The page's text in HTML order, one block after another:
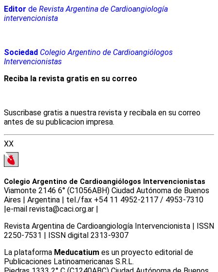
Editor de Revista Argentina de Cardioangiología
intervencionista
Sociedad Colegio Argentino de Cardioangiólogos
Intervencionistas
Reciba la revista gratis en su correo
Suscribase gratis a nuestra revista y recibala en su correo
antes de su publicacion impresa.
XX
Colegio Argentino de Cardioangiólogos Intervencionistas
Viamonte 2146 6° (C1056ABH) Ciudad Autónoma de Buenos
Aires | Argentina | tel./fax +54 11 4952-2117 / 4953-7310
|e-mail revista@caci.org.ar |
Revista Argentina de Cardioangiologí­a Intervencionista | ISSN
2250-7531 | ISSN digital 2313-9307
La plataforma Meducatium es un proyecto editorial de
Publicaciones Latinoamericanas S.R.L.